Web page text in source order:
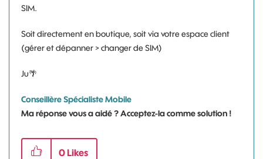
SIM.
Soit directement en boutique, soit via votre espace client
(gérer et dépanner > changer de SIM)
Ju🌴
Conseillère Spécialiste Mobile
Ma réponse vous a aidé ? Acceptez-la comme solution !
0 Likes